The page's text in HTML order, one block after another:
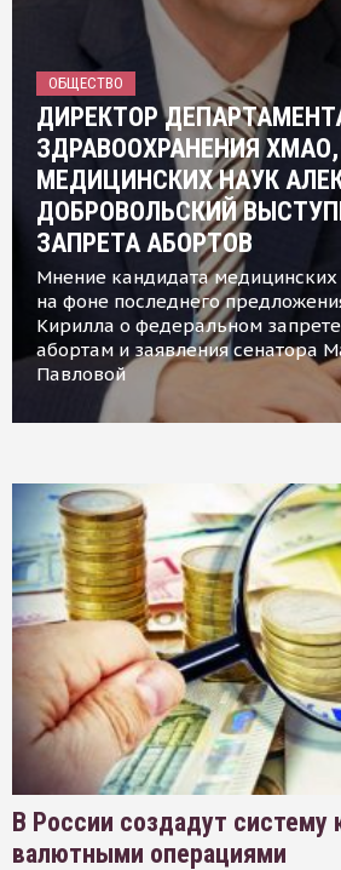
ОБЩЕСТВО
ДИРЕКТОР
ЗДРАВООХРАНЕНИЯ
МЕДИЦИНСКИХ НАУК
ДОБРОВОЛЬСКИЙ
ЗАПРЕТА АБОРТОВ
Мнение кандидата медицинских
на фоне последнего
Кирилла о федеральном
абортам и заявления сенатора
Павловой
В России создадут систему
валютными операциями